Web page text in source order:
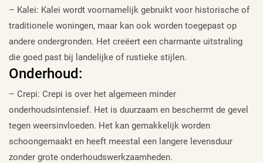
– Kalei: Kalei wordt voornamelijk gebruikt voor historische of
traditionele woningen, maar kan ook worden toegepast op
andere ondergronden. Het creëert een charmante uitstraling
die goed past bij landelijke of rustieke stijlen.
Onderhoud:
– Crepi: Crepi is over het algemeen minder
onderhoudsintensief. Het is duurzaam en beschermt de gevel
tegen weersinvloeden. Het kan gemakkelijk worden
schoongemaakt en heeft meestal een langere levensduur
zonder grote onderhoudswerkzaamheden.